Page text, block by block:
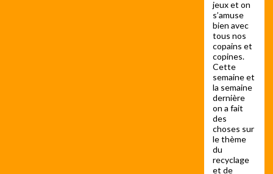
jeux et on
s’amuse
bien avec
tous nos
copains et
copines.
Cette
semaine et
la semaine
dernière
on a fait
des
choses sur
le thème
du
recyclage
et de